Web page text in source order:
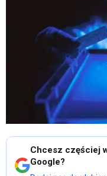
Chcesz częściej
Google?